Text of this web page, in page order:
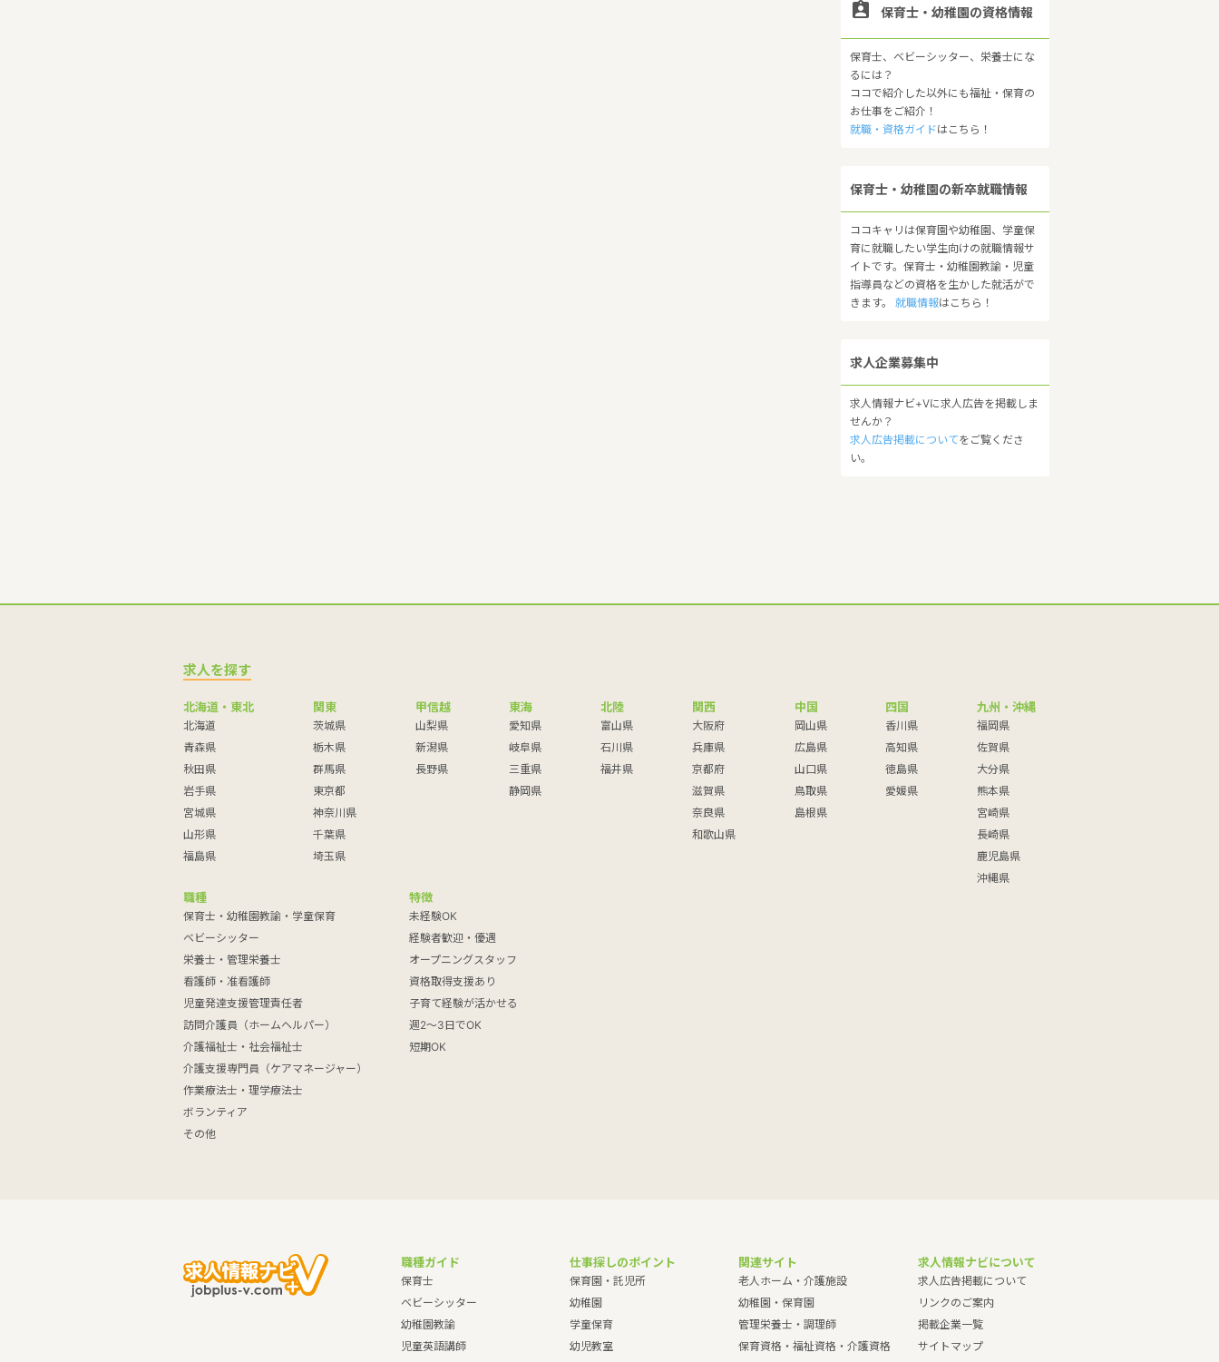
 保育士・幼稚園の資格情報
保育士、ベビーシッター、栄養士にな
るには？
ココで紹介した以外にも福祉・保育の
お仕事をご紹介！
就職・資格ガイドはこちら！
保育士・幼稚園の新卒就職情報
ココキャリは保育園や幼稚園、学童保
育に就職したい学生向けの就職情報サ
イトです。保育士・幼稚園教諭・児童
指導員などの資格を生かした就活がで
きます。 就職情報はこちら！
求人企業募集中
求人情報ナビ+Vに求人広告を掲載しま
せんか？
求人広告掲載についてをご覧くださ
い。
求人を探す
北海道・東北
北海道
青森県
秋田県
岩手県
宮城県
山形県
福島県
関東
茨城県
栃木県
群馬県
東京都
神奈川県
千葉県
埼玉県
甲信越
山梨県
新潟県
長野県
東海
愛知県
岐阜県
三重県
静岡県
北陸
富山県
石川県
福井県
関西
大阪府
兵庫県
京都府
滋賀県
奈良県
和歌山県
中国
岡山県
広島県
山口県
鳥取県
島根県
四国
香川県
高知県
徳島県
愛媛県
九州・沖縄
福岡県
佐賀県
大分県
熊本県
宮崎県
長崎県
鹿児島県
沖縄県
職種
保育士・幼稚園教諭・学童保育
ベビーシッター
栄養士・管理栄養士
看護師・准看護師
児童発達支援管理責任者
訪問介護員（ホームヘルパー）
介護福祉士・社会福祉士
介護支援専門員（ケアマネージャー）
作業療法士・理学療法士
ボランティア
その他
特徴
未経験OK
経験者歓迎・優遇
オープニングスタッフ
資格取得支援あり
子育て経験が活かせる
週2～3日でOK
短期OK
職種ガイド
保育士
ベビーシッター
幼稚園教諭
児童英語講師
仕事探しのポイント
保育園・託児所
幼稚園
学童保育
幼児教室
関連サイト
老人ホーム・介護施設
幼稚園・保育園
管理栄養士・調理師
保育資格・福祉資格・介護資格
求人情報ナビについて
求人広告掲載について
リンクのご案内
掲載企業一覧
サイトマップ